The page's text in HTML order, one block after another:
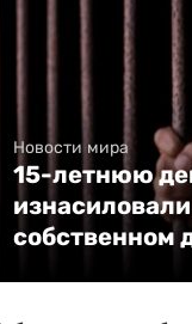
Новости мира
15-летнюю
собственном